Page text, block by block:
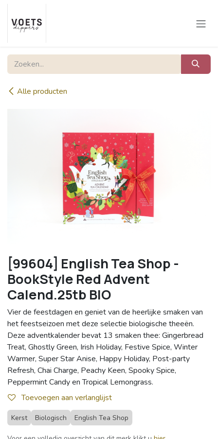
Overslaan naar inhoud
Alle producten
[99604] English Tea Shop -
BookStyle Red Advent
Calend.25tb BIO
Vier de feestdagen en geniet van de heerlijke smaken van
het feestseizoen met deze selectie biologische theeën.
Deze adventkalender bevat 13 smaken thee: Gingerbread
Treat, Ghostly Green, Irish Holiday, Festive Spice, Winter
Warmer, Super Star Anise, Happy Holiday, Post-party
Refresh, Chai Charge, Peachy Keen, Spooky Spice,
Peppermint Candy en Tropical Lemongrass.
Toevoegen aan verlanglijst
Kerst Biologisch English Tea Shop